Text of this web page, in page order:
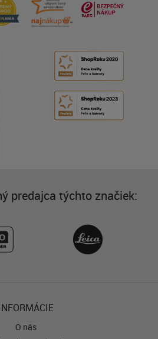
predajca týchto značiek:
O nás